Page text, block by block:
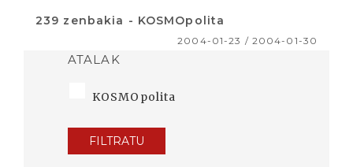
239 zenbakia - KOSMOpolita
2004-01-23 / 2004-01-30
ATALAK
KOSMOpolita
FILTRATU